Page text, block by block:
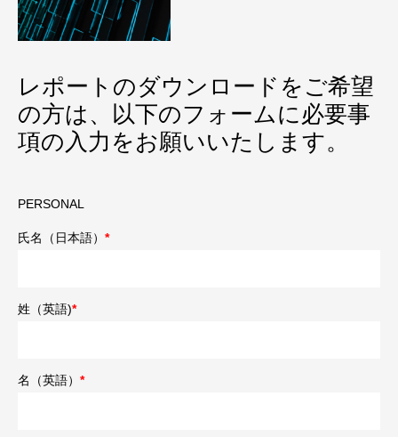
レポートのダウンロードをご希望
の方は、以下のフォームに必要事
項の入力をお願いいたします。
PERSONAL
氏名（日本語） *
姓（英語)*
名（英語） *